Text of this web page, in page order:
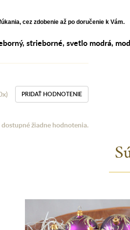
cez zdobenie až po doručenie k Vám.
, strieborné, svetlo modrá,
PRIDAŤ HODNOTENIE
dostupné žiadne hodnotenia.